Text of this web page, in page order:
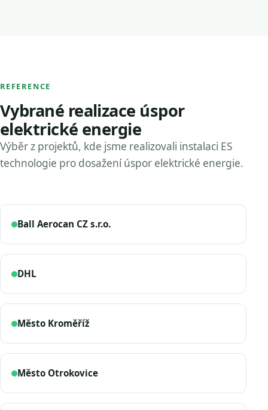
REFERENCE
Vybrané realizace úspor
elektrické energie
Výběr z projektů, kde jsme realizovali instalaci ES
technologie pro dosažení úspor elektrické energie.
Ball Aerocan CZ s.r.o.
DHL
Město Kroměříž
Město Otrokovice